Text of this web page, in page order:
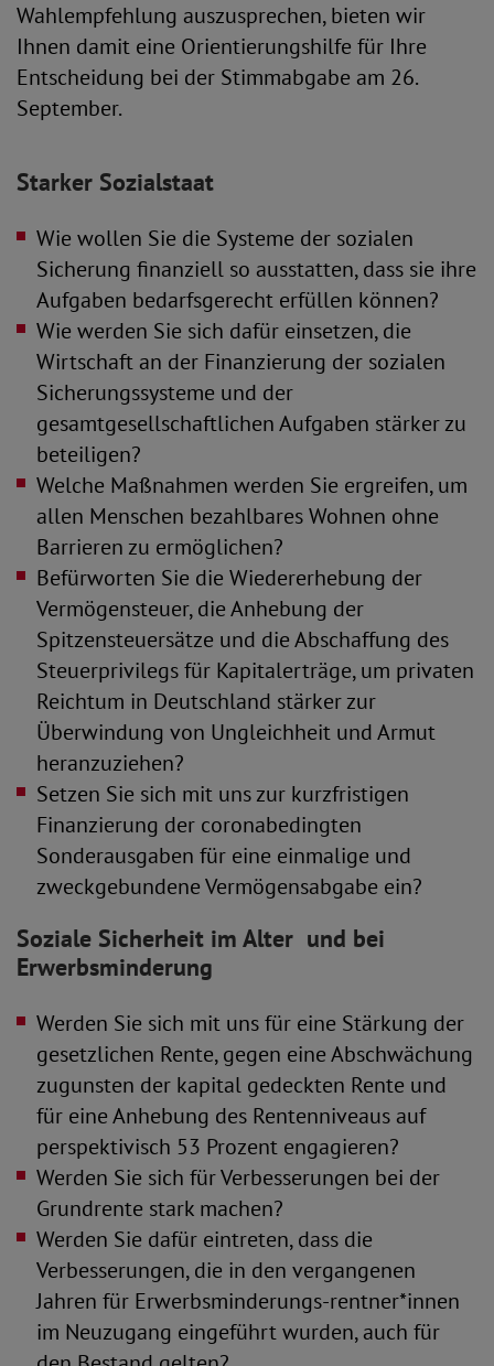
Wahlempfehlung auszusprechen, bieten wir
Ihnen damit eine Orientierungshilfe für Ihre
Entscheidung bei der Stimmabgabe am 26.
September.
Starker Sozialstaat
Wie wollen Sie die Systeme der sozialen
Sicherung finanziell so ausstatten, dass sie ihre
Aufgaben bedarfsgerecht erfüllen können?
Wie werden Sie sich dafür einsetzen, die
Wirtschaft an der Finanzierung der sozialen
Sicherungssysteme und der
gesamtgesellschaftlichen Aufgaben stärker zu
beteiligen?
Welche Maßnahmen werden Sie ergreifen, um
allen Menschen bezahlbares Wohnen ohne
Barrieren zu ermöglichen?
Befürworten Sie die Wiedererhebung der
Vermögensteuer, die Anhebung der
Spitzensteuersätze und die Abschaffung des
Steuerprivilegs für Kapitalerträge, um privaten
Reichtum in Deutschland stärker zur
Überwindung von Ungleichheit und Armut
heranzuziehen?
Setzen Sie sich mit uns zur kurzfristigen
Finanzierung der coronabedingten
Sonderausgaben für eine einmalige und
zweckgebundene Vermögensabgabe ein?
Soziale Sicherheit im Alter und bei
Erwerbsminderung
Werden Sie sich mit uns für eine Stärkung der
gesetzlichen Rente, gegen eine Abschwächung
zugunsten der kapital­ gedeckten Rente und
für eine Anhebung des Rentenniveaus auf
perspektivisch 53 Prozent engagieren?
Werden Sie sich für Verbesserungen bei der
Grundrente stark machen?
Werden Sie dafür eintreten, dass die
Verbesserungen, die in den vergangenen
Jahren für Erwerbsminderungs-rentner*innen
im Neuzugang eingeführt wurden, auch für